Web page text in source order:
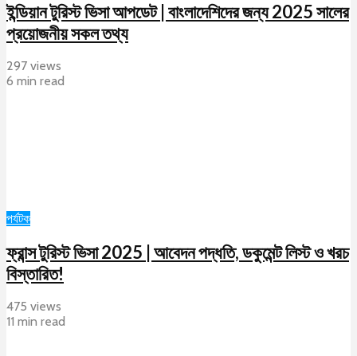
ইন্ডিয়ান টুরিস্ট ভিসা আপডেট | বাংলাদেশিদের জন্য 2025 সালের
প্রয়োজনীয় সকল তথ্য
297 views
6 min read
পর্যটক
ফ্রান্স টুরিস্ট ভিসা 2025 | আবেদন পদ্ধতি, ডকুমেন্ট লিস্ট ও খরচ
বিস্তারিত!
475 views
11 min read